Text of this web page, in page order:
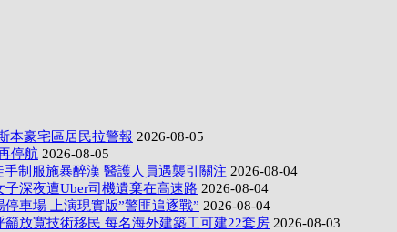
本豪宅區居民拉警報 2026-08-05
停航 2026-08-05
制服施暴醉漢 醫護人員遇襲引關注 2026-08-04
深夜遭Uber司機遺棄在高速路 2026-08-04
車場 上演現實版”警匪追逐戰” 2026-08-04
籲放寬技術移民 每名海外建築工可建22套房 2026-08-03